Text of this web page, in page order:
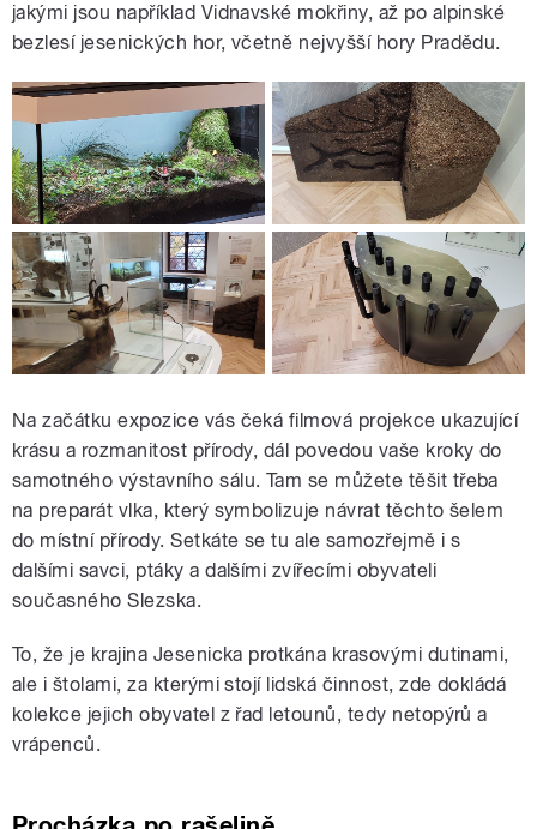
jakými jsou například Vidnavské mokřiny, až po alpinské
bezlesí jesenických hor, včetně nejvyšší hory Pradědu.
Na začátku expozice vás čeká filmová projekce ukazující
krásu a rozmanitost přírody, dál povedou vaše kroky do
samotného výstavního sálu. Tam se můžete těšit třeba
na preparát vlka, který symbolizuje návrat těchto šelem
do místní přírody. Setkáte se tu ale samozřejmě i s
dalšími savci, ptáky a dalšími zvířecími obyvateli
současného Slezska.
To, že je krajina Jesenicka protkána krasovými dutinami,
ale i štolami, za kterými stojí lidská činnost, zde dokládá
kolekce jejich obyvatel z řad letounů, tedy netopýrů a
vrápenců.